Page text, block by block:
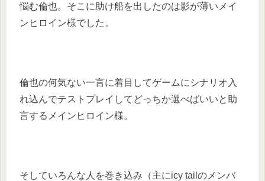
悩む倫也。そこに助け船を出したのは影が薄いメイ
ンヒロイン様でした。
倫也の何気ない一言に着目してゲームにシナリオ入
れ込んでテストプレイしてどっちか選べばいいと助
言するメインヒロイン様。
そしていろんな人を巻き込み（主にicy tailのメンバ